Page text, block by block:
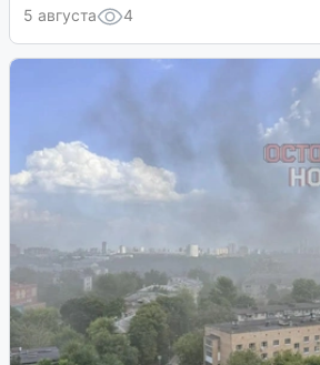
5 августа 4